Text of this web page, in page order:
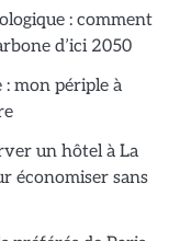
: comment
d’ici 2050
mon périple à
un hôtel à La
économiser sans